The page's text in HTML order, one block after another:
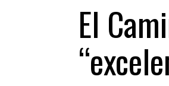
.
0
El